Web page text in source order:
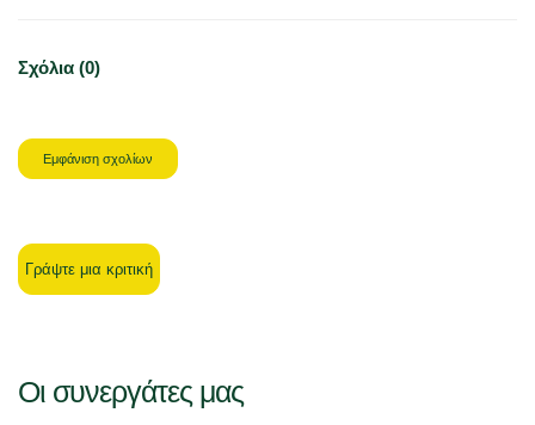
Σχόλια (0)
Εμφάνιση σχολίων
Γράψτε μια κριτική
Οι συνεργάτες μας